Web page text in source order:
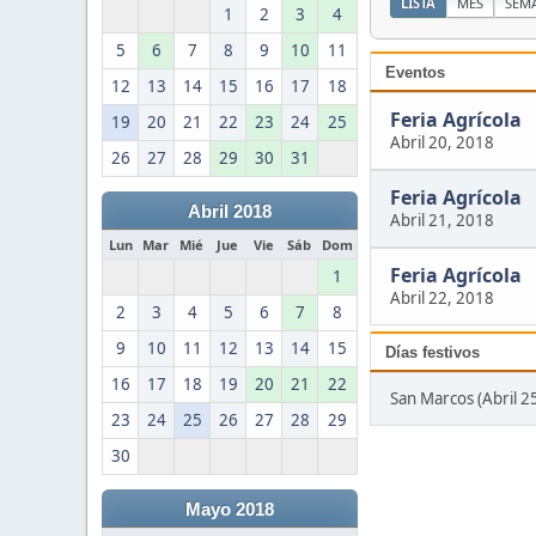
1 2 3
4
5
6 7 8 9 10
11
12
13 14 15 16 17
18
19
20 21 22 23 24
25
26
27 28 29 30 31
Abril 2018
Lun Mar Mié Jue Vie Sáb Dom
1
2
3 4 5 6 7
8
9
10 11 12 13 14
15
16
17 18 19 20 21
22
23
24 25 26 27 28
29
30
Mayo 2018
Eventos
Feria Agrícola
Abril 20, 2018
Feria Agrícola
Abril 21, 2018
Feria Agrícola
Abril 22, 2018
Días festivos
San Marcos (Abril